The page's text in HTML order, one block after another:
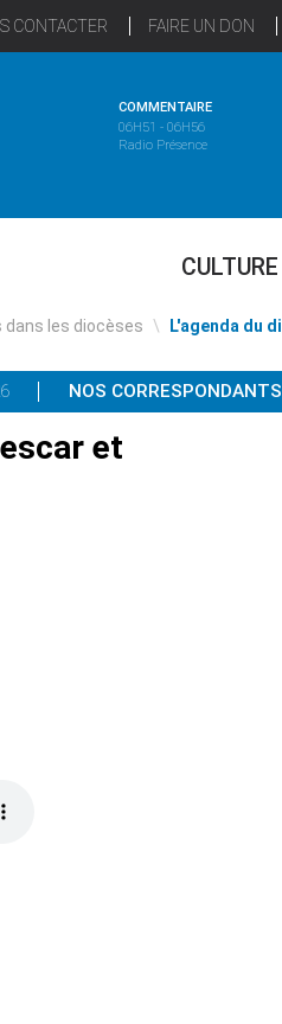
CONTACTER FAIRE UN DON
COMMENTAIRE
06H51 - 06H56
Radio Présence
CULTURE
dans les diocèses \ L'agenda du
NOS
et